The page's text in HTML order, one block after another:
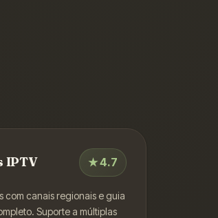
IPTV ★4.7
com canais regionais e guia
Suporte a múltiplas